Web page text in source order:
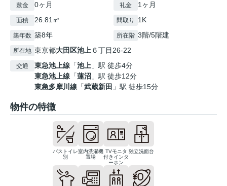
敷金 0ヶ月 礼金 1ヶ月
面積 26.81㎡ 間取り 1K
築年数 築8年 所在階 3階/5階建
所在地 東京都大田区池上６丁目26-22
交通 東急池上線 「池上 」駅 徒歩4分
東急池上線 「蓮沼 」駅 徒歩12分
東急多摩川線 「武蔵新田 」駅 徒歩15分
物件の特徴
バストイレ
別
室内洗濯機
置場
TVモニタ
付きインタ
ーホン
独立洗面台